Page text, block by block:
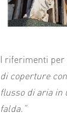
I riferimenti per
di coperture
flusso di aria in
falda.”